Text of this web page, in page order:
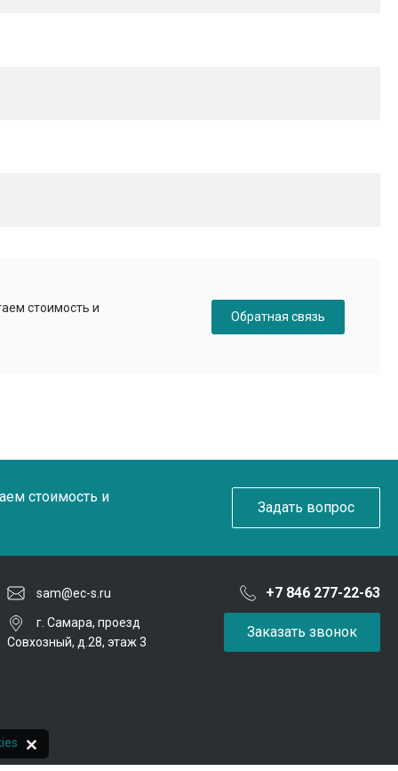
стоимость и
Обратная связь
стоимость и
Задать вопрос
sam@ec-s.ru +7 846 277-22-63
г. Самара, проезд
Совхозный, д.28, этаж 3
Заказать звонок